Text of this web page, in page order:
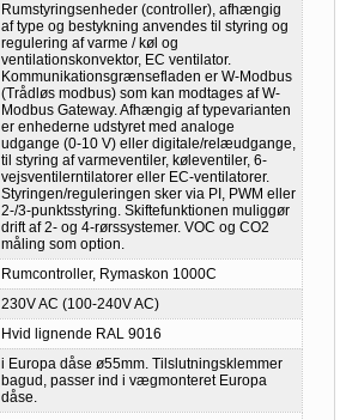
Rumstyringsenheder (controller), afhængig
af type og bestykning anvendes til styring og
regulering af varme / køl og
ventilationskonvektor, EC ventilator.
Kommunikationsgrænsefladen er W-Modbus
(Trådløs modbus) som kan modtages af W-
Modbus Gateway. Afhængig af typevarianten
er enhederne udstyret med analoge
udgange (0-10 V) eller digitale/relæudgange,
til styring af varmeventiler, køleventiler, 6-
vejsventilerntilatorer eller EC-ventilatorer.
Styringen/reguleringen sker via PI, PWM eller
2-/3-punktsstyring. Skiftefunktionen muliggør
drift af 2- og 4-rørssystemer. VOC og CO2
måling som option.
Rumcontroller, Rymaskon 1000C
230V AC (100-240V AC)
Hvid lignende RAL 9016
i Europa dåse ø55mm. Tilslutningsklemmer
bagud, passer ind i vægmonteret Europa
dåse.